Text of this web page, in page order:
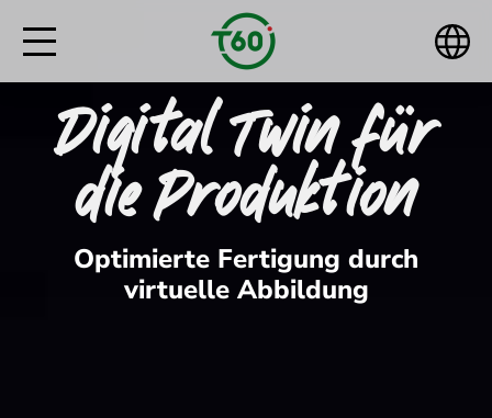
Digital Twin für
die Produktion
Optimierte Fertigung durch
virtuelle Abbildung